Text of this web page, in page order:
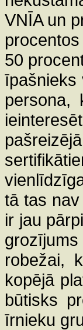
VNĪA un
50
īpašnieks
persona,
tā tas
ir jau
robežai,
kopējā
būtisks
īrnieku